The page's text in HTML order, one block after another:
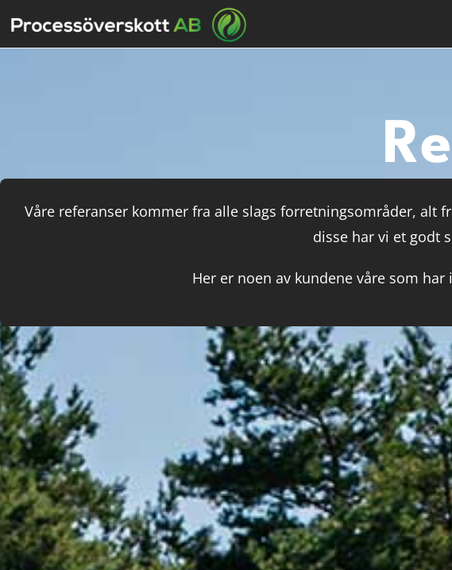
Våre referanser kommer fra alle slags forretningsområder,
disse har vi et godt
Her er noen av kundene våre som